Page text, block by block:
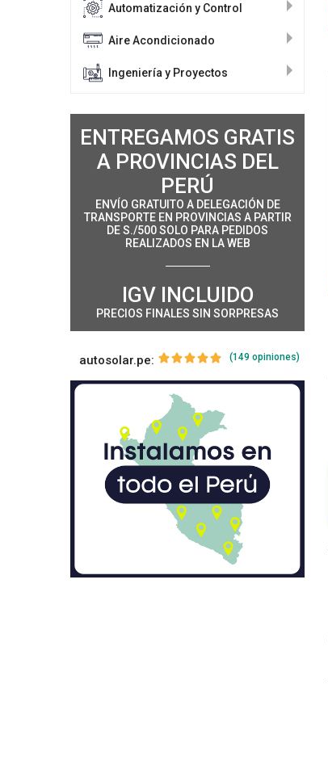
Automatización y Control
Aire Acondicionado
Ingeniería y Proyectos
ENTREGAMOS GRATIS
A PROVINCIAS DEL
PERÚ
ENVÍO GRATUITO A DELEGACIÓN DE
TRANSPORTE EN PROVINCIAS A PARTIR
DE S./500 SOLO PARA PEDIDOS
REALIZADOS EN LA WEB
IGV INCLUIDO
PRECIOS FINALES SIN SORPRESAS
autosolar.pe: (149 opiniones)